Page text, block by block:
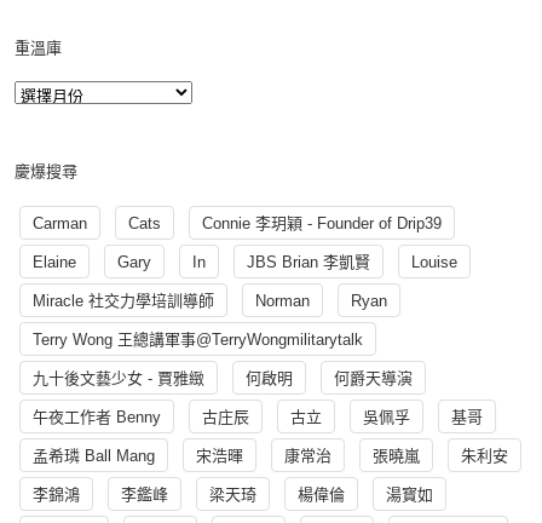
重溫庫
慶爆搜尋
Carman Cats Connie 李玥穎 - Founder of Drip39
Elaine Gary In JBS Brian 李凱賢 Louise
Miracle 社交力學培訓導師 Norman Ryan
Terry Wong 王總講軍事@TerryWongmilitarytalk
九十後文藝少女 - 賈雅緻 何啟明 何爵天導演
午夜工作者 Benny 古庄辰 古立 吳佩孚 基哥
孟希璘 Ball Mang 宋浩暉 康常治 張曉嵐 朱利安
李錦鴻 李鑑峰 梁天琦 楊偉倫 湯寳如